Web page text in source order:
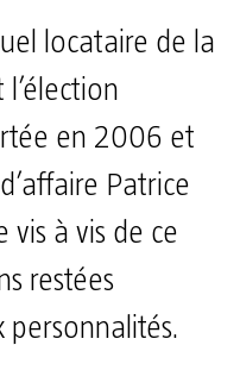
locataire de la
en 2006 et
Patrice
vis à vis de ce
restées
personnalités.